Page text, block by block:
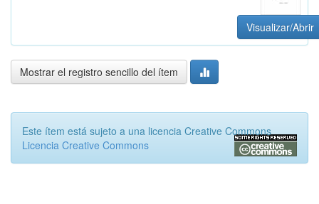
Visualizar/Abrir
Mostrar el registro sencillo del ítem
Este ítem está sujeto a una licencia Creative Commons
Licencia Creative Commons